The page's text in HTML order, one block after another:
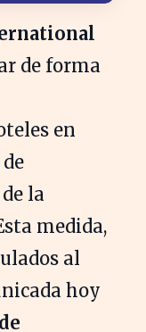
de forma
en
la
medida,
al
hoy